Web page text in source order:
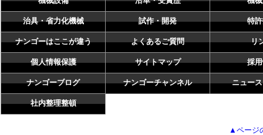
治具・省力化機械 試作・開発 特
ナンゴーはここが違う よくあるご質問 リ
個人情報保護 サイトマップ 採
ナンゴーブログ ナンゴーチャンネル ニュー
社内整理整頓
▲ページ